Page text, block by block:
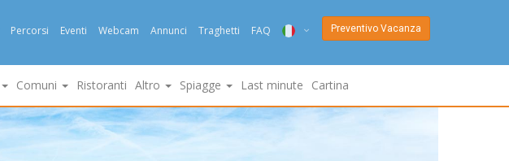
Percorsi Eventi Webcam Annunci Traghetti FAQ
ENG
Preventivo Vacanza
Comuni Ristoranti Altro Spiagge Last minute Cartina